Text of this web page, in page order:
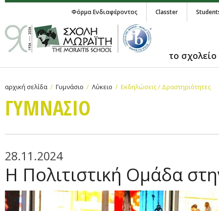
Φόρμα Ενδιαφέροντος Classter
το σχολείο
αρχική σελίδα Γυμνάσιο Λύκειο Εκδηλώσεις / Δραστηριότητες
ΓΥΜΝAΣΙΟ
28.11.2024
Η Πολιτιστική Ομάδα